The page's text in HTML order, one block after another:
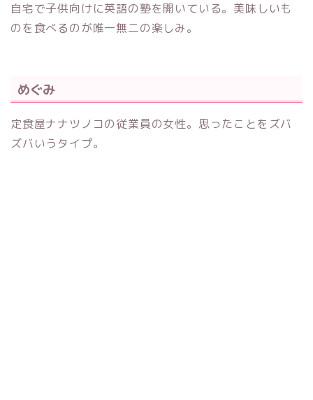
自宅で子供向けに英語の塾を開いている。美味しいも
のを食べるのが唯一無二の楽しみ。
めぐみ
定食屋ナナツノコの従業員の女性。思ったことをズバ
ズバいうタイプ。